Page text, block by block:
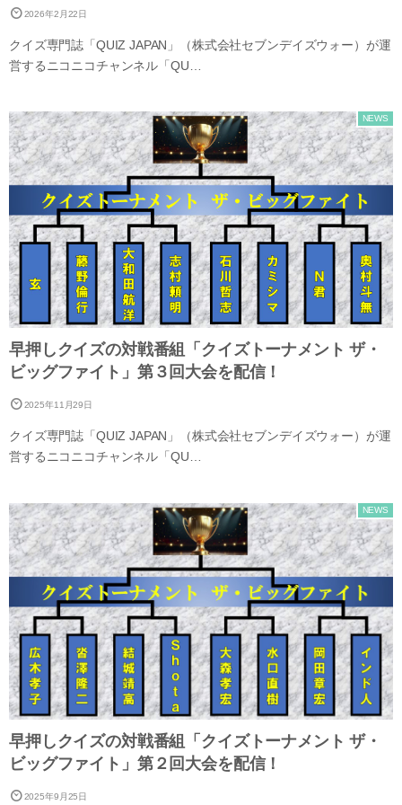
2026年2月22日
クイズ専門誌「QUIZ JAPAN」（株式会社セブンデイズウォー）が運
営するニコニコチャンネル「QU…
早押しクイズの対戦番組「クイズトーナメント ザ・
ビッグファイト」第３回大会を配信！
2025年11月29日
NEWS
クイズ専門誌「QUIZ JAPAN」（株式会社セブンデイズウォー）が運
営するニコニコチャンネル「QU…
早押しクイズの対戦番組「クイズトーナメント ザ・
ビッグファイト」第２回大会を配信！
2025年9月25日
NEWS